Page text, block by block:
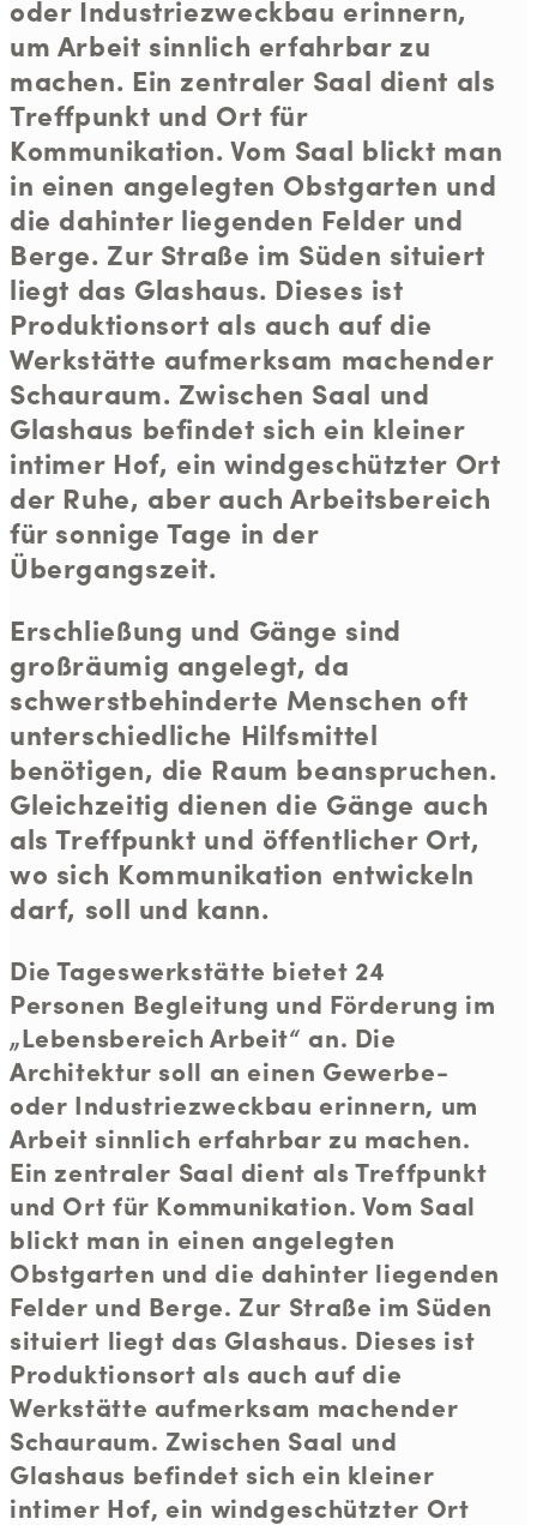
oder Industriezweckbau erinnern,
um Arbeit sinnlich erfahrbar zu
machen. Ein zentraler Saal dient als
Treffpunkt und Ort für
Kommunikation. Vom Saal blickt man
in einen angelegten Obstgarten und
die dahinter liegenden Felder und
Berge. Zur Straße im Süden situiert
liegt das Glashaus. Dieses ist
Produktionsort als auch auf die
Werkstätte aufmerksam machender
Schauraum. Zwischen Saal und
Glashaus befindet sich ein kleiner
intimer Hof, ein windgeschützter Ort
der Ruhe, aber auch Arbeitsbereich
für sonnige Tage in der
Übergangszeit.
Erschließung und Gänge sind
großräumig angelegt, da
schwerstbehinderte Menschen oft
unterschiedliche Hilfsmittel
benötigen, die Raum beanspruchen.
Gleichzeitig dienen die Gänge auch
als Treffpunkt und öffentlicher Ort,
wo sich Kommunikation entwickeln
darf, soll und kann.
Die Tageswerkstätte bietet 24
Personen Begleitung und Förderung im
„Lebensbereich Arbeit“ an. Die
Architektur soll an einen Gewerbe-
oder Industriezweckbau erinnern, um
Arbeit sinnlich erfahrbar zu machen.
Ein zentraler Saal dient als Treffpunkt
und Ort für Kommunikation. Vom Saal
blickt man in einen angelegten
Obstgarten und die dahinter liegenden
Felder und Berge. Zur Straße im Süden
situiert liegt das Glashaus. Dieses ist
Produktionsort als auch auf die
Werkstätte aufmerksam machender
Schauraum. Zwischen Saal und
Glashaus befindet sich ein kleiner
intimer Hof, ein windgeschützter Ort